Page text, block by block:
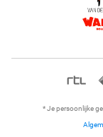
* Je persoonlijke
Petit-déjeuner et
Mangez des